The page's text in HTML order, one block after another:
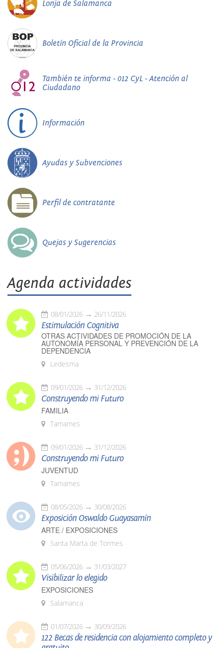
Lonja de Salamanca
Boletín Oficial de la Provincia
También te informa - 012 CyL - Atención al
Ciudadano
Información
Ayudas y Subvenciones
Perfil de contratante
Quejas y Sugerencias
Agenda actividades
08/01/2026 26/11/2026
Estimulación Cognitiva
OTRAS ACTIVIDADES DE PROMOCIÓN DE LA
AUTONOMÍA PERSONAL Y PREVENCIÓN DE LA
DEPENDENCIA
Ledesma
09/01/2026 31/12/2026
Construyendo mi Futuro
FAMILIA
Tamames
09/01/2026 31/12/2026
Construyendo mi Futuro
JUVENTUD
Tamames
08/05/2026 30/08/2026
Exposición Oswaldo Guayasamín
ARTE / EXPOSICIONES
Santa Marta de Tormes
05/06/2026 31/03/2027
Visibilizar lo elegido
EXPOSICIONES
Salamanca
01/07/2026 30/09/2026
122 Becas de residencia con alojamiento completo y